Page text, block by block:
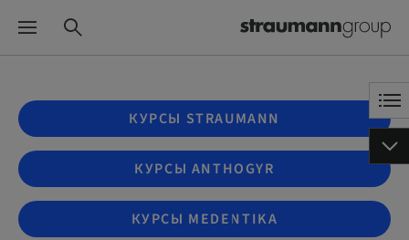
КУРСЫ STRAUMANN
КУРСЫ ANTHOGYR
КУРСЫ MEDENTIKA